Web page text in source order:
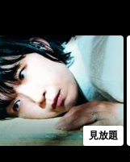
見放題